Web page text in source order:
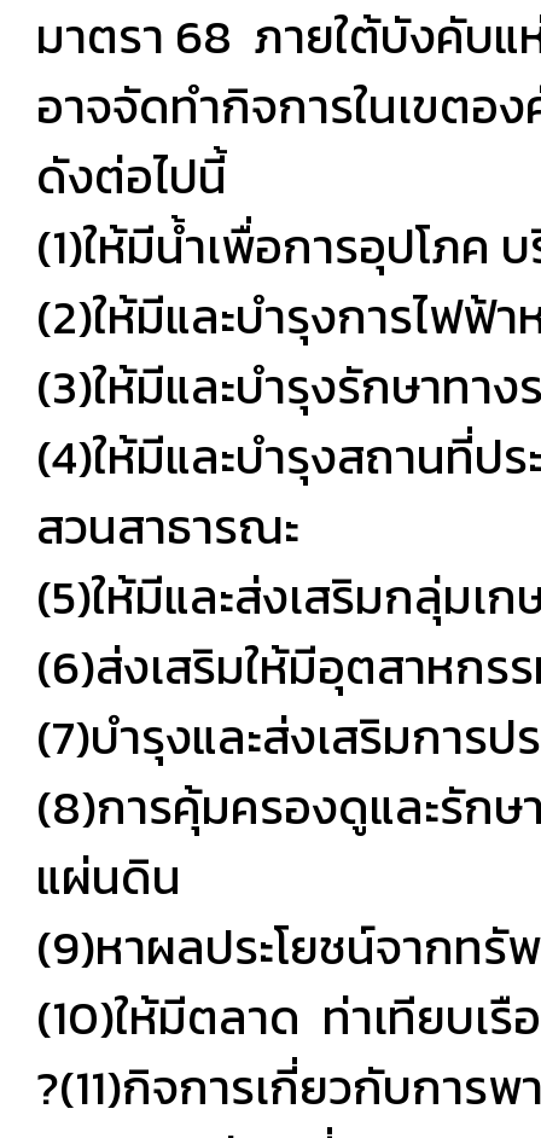
มาตรา 68 ภายใต้บังคับ
อาจจัดทำกิจการในเขตอ
ดังต่อไปนี้
(1)ให้มีน้ำเพื่อการอุปโภค
(2)ให้มีและบำรุงการไฟฟ้
(3)ให้มีและบำรุงรักษาทาง
(4)ให้มีและบำรุงสถานที่
สวนสาธารณะ
(5)ให้มีและส่งเสริมกลุ่ม
(6)ส่งเสริมให้มีอุตสาหกร
(7)บำรุงและส่งเสริมการ
(8)การคุ้มครองดูและรัก
แผ่นดิน
(9)หาผลประโยชน์จากท
(10)ให้มีตลาด ท่าเทียบเรื
?(11)กิจการเกี่ยวกับการ